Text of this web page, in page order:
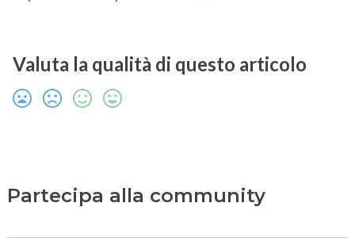
Valuta la qualità di questo articolo
Partecipa alla community